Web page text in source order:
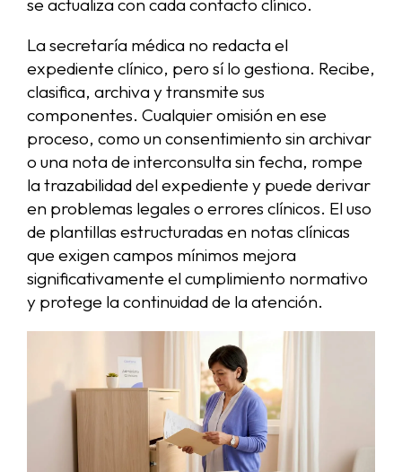
se actualiza con cada contacto clínico.
La secretaría médica no redacta el
expediente clínico, pero sí lo gestiona. Recibe,
clasifica, archiva y transmite sus
componentes. Cualquier omisión en ese
proceso, como un consentimiento sin archivar
o una nota de interconsulta sin fecha, rompe
la trazabilidad del expediente y puede derivar
en problemas legales o errores clínicos. El uso
de plantillas estructuradas en notas clínicas
que exigen campos mínimos mejora
significativamente el cumplimiento normativo
y protege la continuidad de la atención.